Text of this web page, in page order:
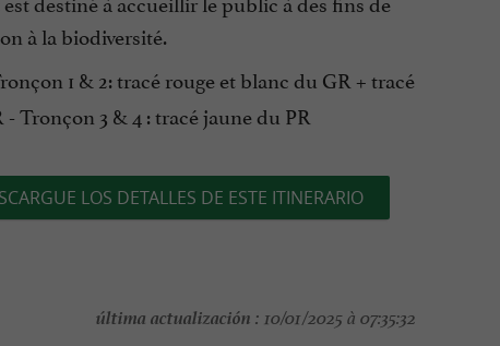
à la biodiversité.
1 & 2: tracé rouge et blanc du GR + tracé
Tronçon 3 & 4 : tracé jaune du PR
LOS DETALLES DE ESTE ITINERARIO
última actualización : 10/01/2025 à 07:35:32